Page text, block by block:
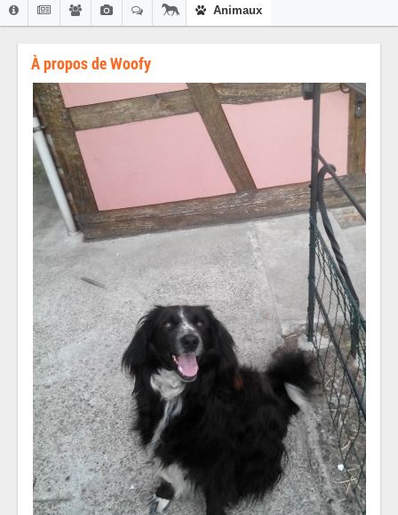
Animaux
À propos de Woofy